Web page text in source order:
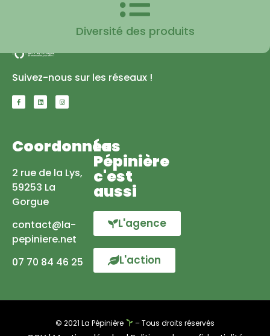
Diversité des produits
Suivez-nous sur les réseaux !
Coordonnées
2 rue de la Lys,
59253 La
Gorgue
contact@la-
pepiniere.net
07 70 84 46 25
La
Pépinière
c'est
aussi
L'agence
L'action
© 2021 La Pépinière – Tous droits réservés